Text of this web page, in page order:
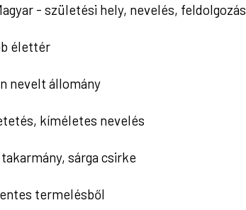
- születési hely, nevelés, feldolgozás
élettér
nevelt állomány
kíméletes nevelés
takarmány, sárga csirke
termelésből